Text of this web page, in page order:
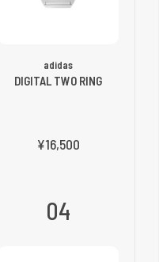
adidas
DIGITAL TWO RING
¥16,500
04